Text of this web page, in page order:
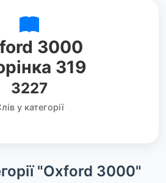
3000
319
3227
у категорії
"Oxford 3000"